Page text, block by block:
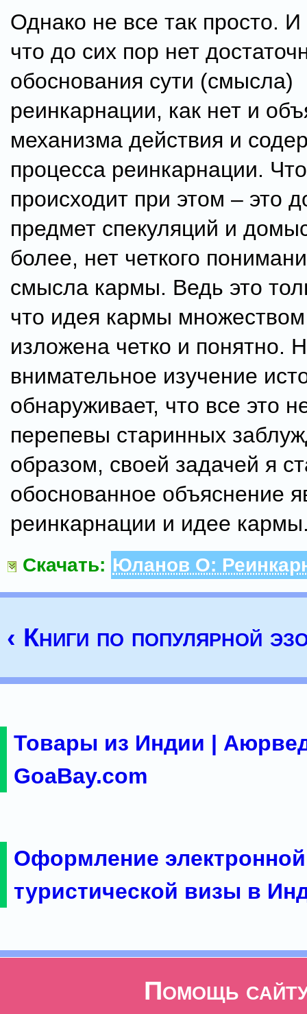
Однако не все так просто.
что до сих пор нет
обоснования сути (смысла)
реинкарнации, как нет и
механизма действия и
процесса реинкарнации.
происходит при этом – это
предмет спекуляций и
более, нет четкого
смысла кармы. Ведь это
что идея кармы
изложена четко и понятно.
внимательное изучение
обнаруживает, что все это
перепевы старинных
образом, своей задачей я
обоснованное объяснение
реинкарнации и идее
Скачать: Юланов О:
‹ Книги по популярной
Товары из Индии |
GoaBay.com
Оформление электронной
туристической визы в
Помощь